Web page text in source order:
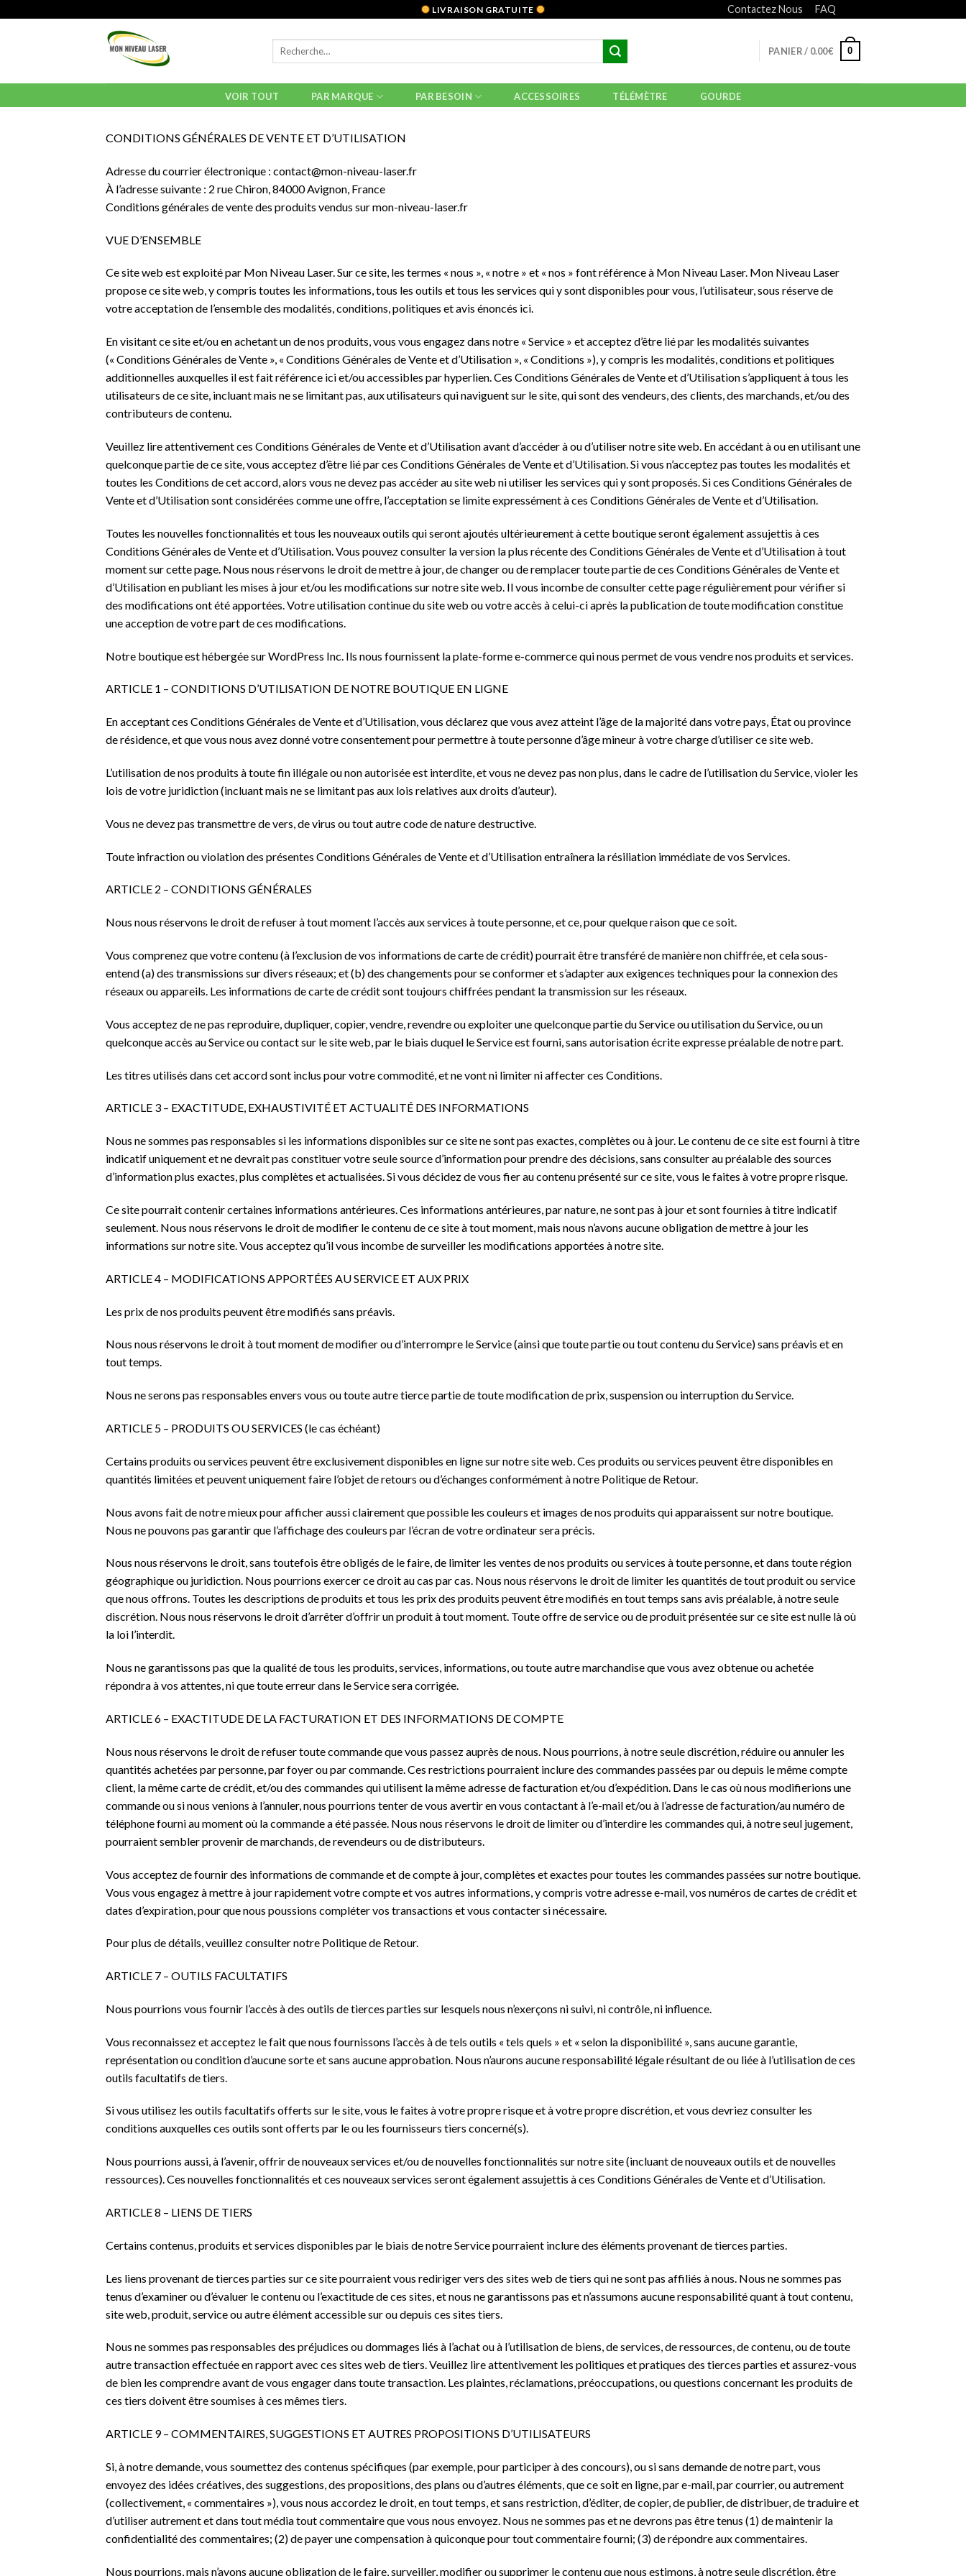
LIVRAISON GRATUITE Contactez Nous FAQ
Recherche
PANIER / 0.00€ 0
VOIR TOUT PAR MARQUE PAR BESOIN ACCESSOIRES TÉLÉMÈTRE GOURDE
CONDITIONS GÉNÉRALES DE VENTE ET D’UTILISATION
Adresse du courrier électronique : contact@mon-niveau-laser.fr
À l’adresse suivante : 2 rue Chiron, 84000 Avignon, France
Conditions générales de vente des produits vendus sur mon-niveau-laser.fr
VUE D’ENSEMBLE
Ce site web est exploité par Mon Niveau Laser. Sur ce site, les termes « nous », « notre » et « nos » font référence à Mon Niveau Laser. Mon Niveau Laser
propose ce site web, y compris toutes les informations, tous les outils et tous les services qui y sont disponibles pour vous, l’utilisateur, sous réserve de
votre acceptation de l’ensemble des modalités, conditions, politiques et avis énoncés ici.
En visitant ce site et/ou en achetant un de nos produits, vous vous engagez dans notre « Service » et acceptez d’être lié par les modalités suivantes
(« Conditions Générales de Vente », « Conditions Générales de Vente et d’Utilisation », « Conditions »), y compris les modalités, conditions et politiques
additionnelles auxquelles il est fait référence ici et/ou accessibles par hyperlien. Ces Conditions Générales de Vente et d’Utilisation s’appliquent à tous les
utilisateurs de ce site, incluant mais ne se limitant pas, aux utilisateurs qui naviguent sur le site, qui sont des vendeurs, des clients, des marchands, et/ou des
contributeurs de contenu.
Veuillez lire attentivement ces Conditions Générales de Vente et d’Utilisation avant d’accéder à ou d’utiliser notre site web. En accédant à ou en utilisant une
quelconque partie de ce site, vous acceptez d’être lié par ces Conditions Générales de Vente et d’Utilisation. Si vous n’acceptez pas toutes les modalités et
toutes les Conditions de cet accord, alors vous ne devez pas accéder au site web ni utiliser les services qui y sont proposés. Si ces Conditions Générales de
Vente et d’Utilisation sont considérées comme une offre, l’acceptation se limite expressément à ces Conditions Générales de Vente et d’Utilisation.
Toutes les nouvelles fonctionnalités et tous les nouveaux outils qui seront ajoutés ultérieurement à cette boutique seront également assujettis à ces
Conditions Générales de Vente et d’Utilisation. Vous pouvez consulter la version la plus récente des Conditions Générales de Vente et d’Utilisation à tout
moment sur cette page. Nous nous réservons le droit de mettre à jour, de changer ou de remplacer toute partie de ces Conditions Générales de Vente et
d’Utilisation en publiant les mises à jour et/ou les modifications sur notre site web. Il vous incombe de consulter cette page régulièrement pour vérifier si
des modifications ont été apportées. Votre utilisation continue du site web ou votre accès à celui-ci après la publication de toute modification constitue
une acception de votre part de ces modifications.
Notre boutique est hébergée sur WordPress Inc. Ils nous fournissent la plate-forme e-commerce qui nous permet de vous vendre nos produits et services.
ARTICLE 1 – CONDITIONS D’UTILISATION DE NOTRE BOUTIQUE EN LIGNE
En acceptant ces Conditions Générales de Vente et d’Utilisation, vous déclarez que vous avez atteint l’âge de la majorité dans votre pays, État ou province
de résidence, et que vous nous avez donné votre consentement pour permettre à toute personne d’âge mineur à votre charge d’utiliser ce site web.
L’utilisation de nos produits à toute fin illégale ou non autorisée est interdite, et vous ne devez pas non plus, dans le cadre de l’utilisation du Service, violer les
lois de votre juridiction (incluant mais ne se limitant pas aux lois relatives aux droits d’auteur).
Vous ne devez pas transmettre de vers, de virus ou tout autre code de nature destructive.
Toute infraction ou violation des présentes Conditions Générales de Vente et d’Utilisation entraînera la résiliation immédiate de vos Services.
ARTICLE 2 – CONDITIONS GÉNÉRALES
Nous nous réservons le droit de refuser à tout moment l’accès aux services à toute personne, et ce, pour quelque raison que ce soit.
Vous comprenez que votre contenu (à l’exclusion de vos informations de carte de crédit) pourrait être transféré de manière non chiffrée, et cela sous-
entend (a) des transmissions sur divers réseaux; et (b) des changements pour se conformer et s’adapter aux exigences techniques pour la connexion des
réseaux ou appareils. Les informations de carte de crédit sont toujours chiffrées pendant la transmission sur les réseaux.
Vous acceptez de ne pas reproduire, dupliquer, copier, vendre, revendre ou exploiter une quelconque partie du Service ou utilisation du Service, ou un
quelconque accès au Service ou contact sur le site web, par le biais duquel le Service est fourni, sans autorisation écrite expresse préalable de notre part.
Les titres utilisés dans cet accord sont inclus pour votre commodité, et ne vont ni limiter ni affecter ces Conditions.
ARTICLE 3 – EXACTITUDE, EXHAUSTIVITÉ ET ACTUALITÉ DES INFORMATIONS
Nous ne sommes pas responsables si les informations disponibles sur ce site ne sont pas exactes, complètes ou à jour. Le contenu de ce site est fourni à titre
indicatif uniquement et ne devrait pas constituer votre seule source d’information pour prendre des décisions, sans consulter au préalable des sources
d’information plus exactes, plus complètes et actualisées. Si vous décidez de vous fier au contenu présenté sur ce site, vous le faites à votre propre risque.
Ce site pourrait contenir certaines informations antérieures. Ces informations antérieures, par nature, ne sont pas à jour et sont fournies à titre indicatif
seulement. Nous nous réservons le droit de modifier le contenu de ce site à tout moment, mais nous n’avons aucune obligation de mettre à jour les
informations sur notre site. Vous acceptez qu’il vous incombe de surveiller les modifications apportées à notre site.
ARTICLE 4 – MODIFICATIONS APPORTÉES AU SERVICE ET AUX PRIX
Les prix de nos produits peuvent être modifiés sans préavis.
Nous nous réservons le droit à tout moment de modifier ou d’interrompre le Service (ainsi que toute partie ou tout contenu du Service) sans préavis et en
tout temps.
Nous ne serons pas responsables envers vous ou toute autre tierce partie de toute modification de prix, suspension ou interruption du Service.
ARTICLE 5 – PRODUITS OU SERVICES (le cas échéant)
Certains produits ou services peuvent être exclusivement disponibles en ligne sur notre site web. Ces produits ou services peuvent être disponibles en
quantités limitées et peuvent uniquement faire l’objet de retours ou d’échanges conformément à notre Politique de Retour.
Nous avons fait de notre mieux pour afficher aussi clairement que possible les couleurs et images de nos produits qui apparaissent sur notre boutique.
Nous ne pouvons pas garantir que l’affichage des couleurs par l’écran de votre ordinateur sera précis.
Nous nous réservons le droit, sans toutefois être obligés de le faire, de limiter les ventes de nos produits ou services à toute personne, et dans toute région
géographique ou juridiction. Nous pourrions exercer ce droit au cas par cas. Nous nous réservons le droit de limiter les quantités de tout produit ou service
que nous offrons. Toutes les descriptions de produits et tous les prix des produits peuvent être modifiés en tout temps sans avis préalable, à notre seule
discrétion. Nous nous réservons le droit d’arrêter d’offrir un produit à tout moment. Toute offre de service ou de produit présentée sur ce site est nulle là où
la loi l’interdit.
Nous ne garantissons pas que la qualité de tous les produits, services, informations, ou toute autre marchandise que vous avez obtenue ou achetée
répondra à vos attentes, ni que toute erreur dans le Service sera corrigée.
ARTICLE 6 – EXACTITUDE DE LA FACTURATION ET DES INFORMATIONS DE COMPTE
Nous nous réservons le droit de refuser toute commande que vous passez auprès de nous. Nous pourrions, à notre seule discrétion, réduire ou annuler les
quantités achetées par personne, par foyer ou par commande. Ces restrictions pourraient inclure des commandes passées par ou depuis le même compte
client, la même carte de crédit, et/ou des commandes qui utilisent la même adresse de facturation et/ou d’expédition. Dans le cas où nous modifierions une
commande ou si nous venions à l’annuler, nous pourrions tenter de vous avertir en vous contactant à l’e-mail et/ou à l’adresse de facturation/au numéro de
téléphone fourni au moment où la commande a été passée. Nous nous réservons le droit de limiter ou d’interdire les commandes qui, à notre seul jugement,
pourraient sembler provenir de marchands, de revendeurs ou de distributeurs.
Vous acceptez de fournir des informations de commande et de compte à jour, complètes et exactes pour toutes les commandes passées sur notre boutique.
Vous vous engagez à mettre à jour rapidement votre compte et vos autres informations, y compris votre adresse e-mail, vos numéros de cartes de crédit et
dates d’expiration, pour que nous poussions compléter vos transactions et vous contacter si nécessaire.
Pour plus de détails, veuillez consulter notre Politique de Retour.
ARTICLE 7 – OUTILS FACULTATIFS
Nous pourrions vous fournir l’accès à des outils de tierces parties sur lesquels nous n’exerçons ni suivi, ni contrôle, ni influence.
Vous reconnaissez et acceptez le fait que nous fournissons l’accès à de tels outils « tels quels » et « selon la disponibilité », sans aucune garantie,
représentation ou condition d’aucune sorte et sans aucune approbation. Nous n’aurons aucune responsabilité légale résultant de ou liée à l’utilisation de ces
outils facultatifs de tiers.
Si vous utilisez les outils facultatifs offerts sur le site, vous le faites à votre propre risque et à votre propre discrétion, et vous devriez consulter les
conditions auxquelles ces outils sont offerts par le ou les fournisseurs tiers concerné(s).
Nous pourrions aussi, à l’avenir, offrir de nouveaux services et/ou de nouvelles fonctionnalités sur notre site (incluant de nouveaux outils et de nouvelles
ressources). Ces nouvelles fonctionnalités et ces nouveaux services seront également assujettis à ces Conditions Générales de Vente et d’Utilisation.
ARTICLE 8 – LIENS DE TIERS
Certains contenus, produits et services disponibles par le biais de notre Service pourraient inclure des éléments provenant de tierces parties.
Les liens provenant de tierces parties sur ce site pourraient vous rediriger vers des sites web de tiers qui ne sont pas affiliés à nous. Nous ne sommes pas
tenus d’examiner ou d’évaluer le contenu ou l’exactitude de ces sites, et nous ne garantissons pas et n’assumons aucune responsabilité quant à tout contenu,
site web, produit, service ou autre élément accessible sur ou depuis ces sites tiers.
Nous ne sommes pas responsables des préjudices ou dommages liés à l’achat ou à l’utilisation de biens, de services, de ressources, de contenu, ou de toute
autre transaction effectuée en rapport avec ces sites web de tiers. Veuillez lire attentivement les politiques et pratiques des tierces parties et assurez-vous
de bien les comprendre avant de vous engager dans toute transaction. Les plaintes, réclamations, préoccupations, ou questions concernant les produits de
ces tiers doivent être soumises à ces mêmes tiers.
ARTICLE 9 – COMMENTAIRES, SUGGESTIONS ET AUTRES PROPOSITIONS D’UTILISATEURS
Si, à notre demande, vous soumettez des contenus spécifiques (par exemple, pour participer à des concours), ou si sans demande de notre part, vous
envoyez des idées créatives, des suggestions, des propositions, des plans ou d’autres éléments, que ce soit en ligne, par e-mail, par courrier, ou autrement
(collectivement, « commentaires »), vous nous accordez le droit, en tout temps, et sans restriction, d’éditer, de copier, de publier, de distribuer, de traduire et
d’utiliser autrement et dans tout média tout commentaire que vous nous envoyez. Nous ne sommes pas et ne devrons pas être tenus (1) de maintenir la
confidentialité des commentaires; (2) de payer une compensation à quiconque pour tout commentaire fourni; (3) de répondre aux commentaires.
Nous pourrions, mais n’avons aucune obligation de le faire, surveiller, modifier ou supprimer le contenu que nous estimons, à notre seule discrétion, être